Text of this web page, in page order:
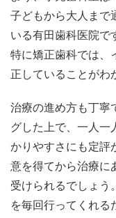
子どもから大人まで
いる有田歯科医院で
特に矯正歯科では、
正していることがわ
治療の進め方も丁寧
グした上で、一人一
かりやすさにも定評
意を得てから治療に
受けられるでしょう
を毎回行ってくれる